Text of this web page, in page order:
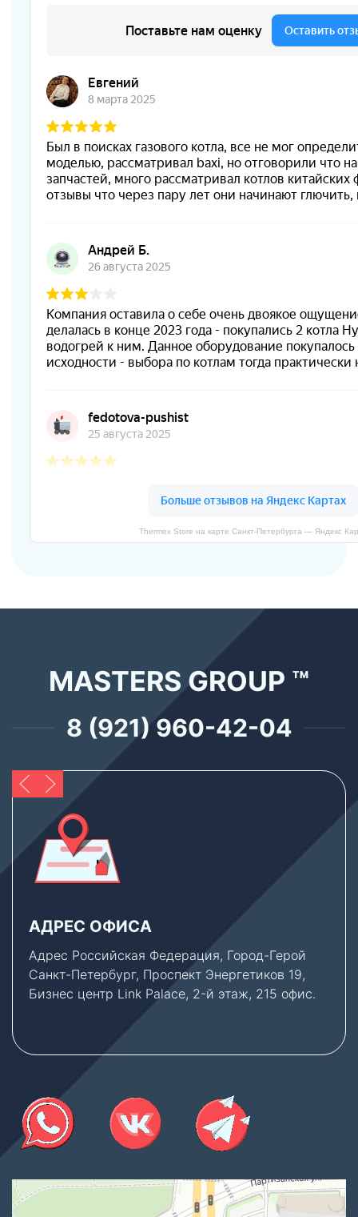
Thermex Store на карте Санкт‑Петербурга — Яндекс
MASTERS GROUP ™
8 (921) 960-42-04
АДРЕС ОФИСА
Адрес Российская Федерация, Город-Герой
Санкт-Петербург, Проспект Энергетиков 19,
Бизнес центр Link Palace, 2-й этаж, 215 офис.
Thermex Store
Котлы и котельное оборудование в Санкт‑Петербурге
Водонагреватели в Санкт‑Петербурге